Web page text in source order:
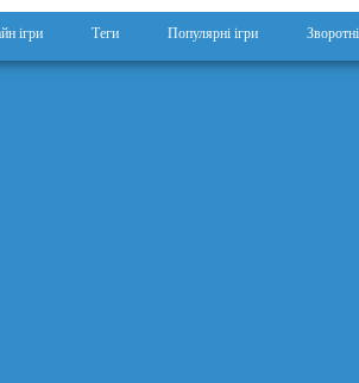
ігри Теги Популярні ігри